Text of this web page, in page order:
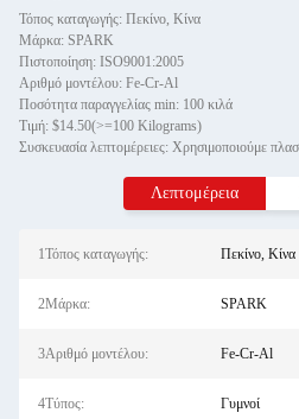
Τόπος καταγωγής: Πεκίνο, Κίνα
Μάρκα: SPARK
Πιστοποίηση: ISO9001:2005
Αριθμό μοντέλου: Fe-Cr-Al
Ποσότητα παραγγελίας min: 100 κιλά
Τιμή: $14.50(>=100 Kilograms)
Λεπτομέρεια
1Τόπος καταγωγής: Πεκίνο, Κίνα
2Μάρκα: SPARK
3Αριθμό μοντέλου: Fe-Cr-Al
4Τύπος: Γυμνοί